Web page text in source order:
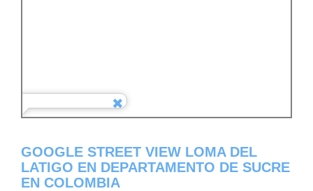
GOOGLE STREET VIEW LOMA DEL
LATIGO EN DEPARTAMENTO DE SUCRE
EN COLOMBIA